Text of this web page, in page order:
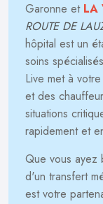
Garonne et LA
ROUTE DE
hôpital est un
soins
Live met à
et des
situations
rapidement et
Que vous ayez
d'un transfert
est votre